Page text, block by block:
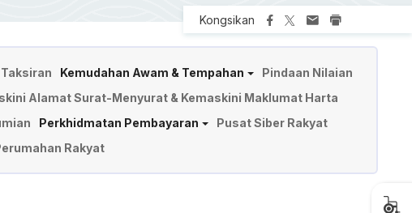
Kongsikan
Kemudahan Awam & Tempahan
Pindaan Nilaian
Alamat Surat-Menyurat & Kemaskini Maklumat Harta
Perkhidmatan Pembayaran
Pusat Siber Rakyat
Rakyat